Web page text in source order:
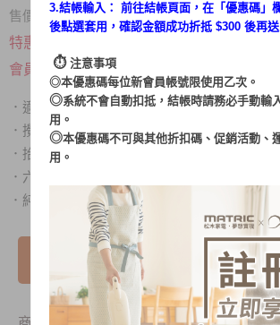
售價 $ 3,680
特惠價
會員價登入後更便宜
． 適用中西式食物調理，點心烘培的最佳幫手
． 攪拌、混合、揉捏麵團，讓點心製作過程
． 抬頭式結構設計，退棒/投料/取桶使用更方便
． 六段式調速功能，滿足各種攪拌轉速需求
． 純銅線馬達結構，延長商品使用壽命
我要詢問
3.結帳輸入： 前往結帳頁面，在「 優惠碼 」
後點選套用，確認金額成功折抵 $300 後再送
⏱︎ 注意事項
◎本優惠碼每位新會員帳號限使用乙次。
◎系統不會自動扣抵，結帳時請務必手動輸
用。
◎本優惠碼不可與其他折扣碼、促銷活動、
用。